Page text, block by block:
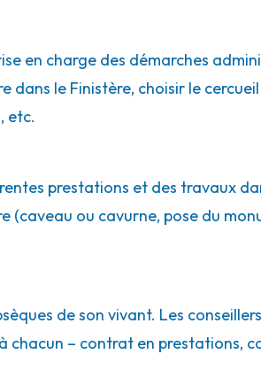
en charge des démarches
le Finistère, choisir le
etc.
prestations et des travaux
(caveau ou cavurne, pose du
de son vivant. Les
– contrat en prestations,